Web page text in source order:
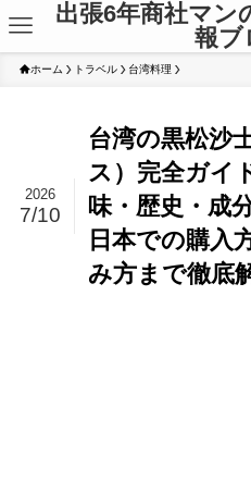
出張6年商社マン
報ブ
ホーム トラベル 台湾料理
台湾の黒松沙
ス）完全ガイ
味・歴史・成
日本での購入
み方まで徹底
2026
7/10